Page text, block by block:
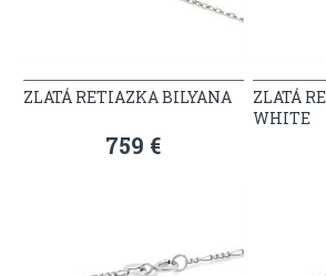
ZLATÁ RETIAZKA BILYANA
759 €
ZLATÁ
WHITE